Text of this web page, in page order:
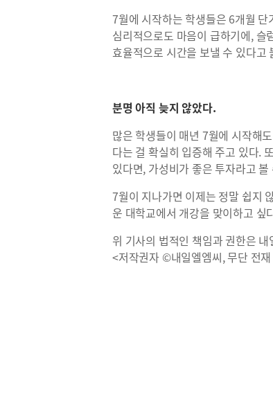
7월에 시작하는 학생들은 6개월
심리적으로도 마음이 급하기에, 슬
효율적으로 시간을 보낼 수 있다고
분명 아직 늦지 않았다.
많은 학생들이 매년 7월에 시작해
다는 걸 확실히 입증해 주고 있다.
있다면, 가성비가 좋은 투자라고
7월이 지나가면 이제는 정말 쉽지
운 대학교에서 개강을 맞이하고 싶
위 기사의 법적인 책임과 권한은
<저작권자 ©내일엘엠씨, 무단 전